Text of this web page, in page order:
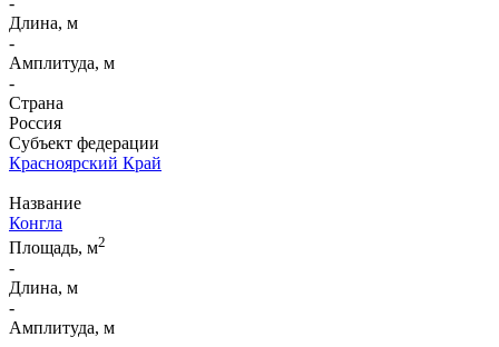
Длина, м
-
Амплитуда, м
-
Страна
Россия
Субъект федерации
Красноярский Край
Название
Конгла
Площадь, м2
-
Длина, м
-
Амплитуда, м